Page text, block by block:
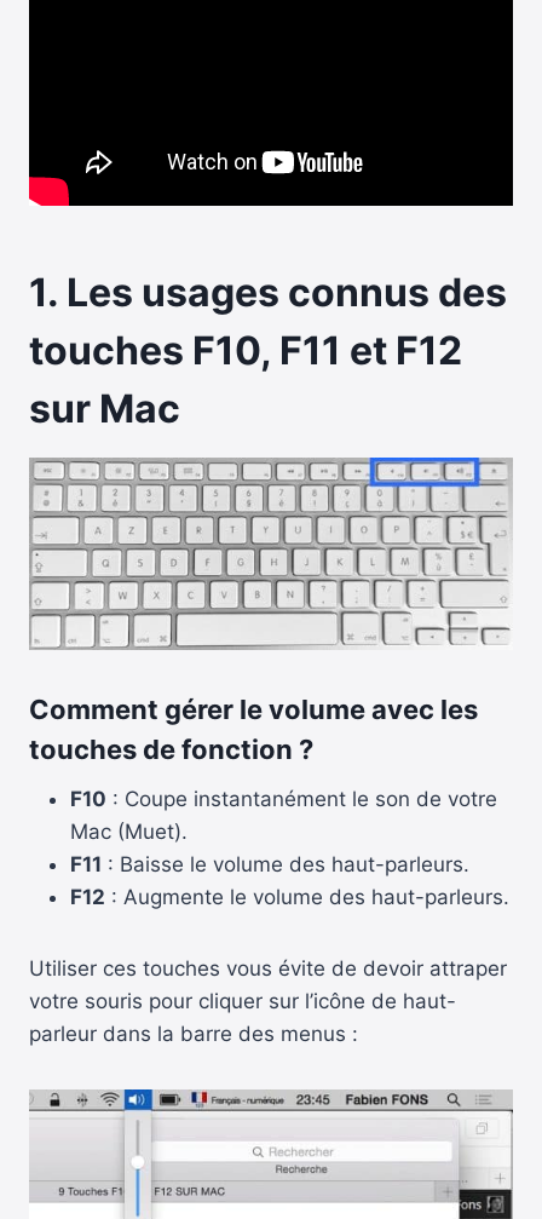
1. Les usages connus des
touches F10, F11 et F12
sur Mac
Comment gérer le volume avec les
touches de fonction ?
F10 : Coupe instantanément le son de votre
Mac (Muet).
F11 : Baisse le volume des haut-parleurs.
F12 : Augmente le volume des haut-parleurs.
Utiliser ces touches vous évite de devoir attraper
votre souris pour cliquer sur l’icône de haut-
parleur dans la barre des menus :